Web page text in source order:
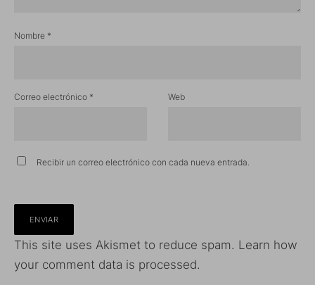
Nombre *
Correo electrónico * Web
Recibir un correo electrónico con cada nueva entrada.
This site uses Akismet to reduce spam. Learn how
your comment data is processed.